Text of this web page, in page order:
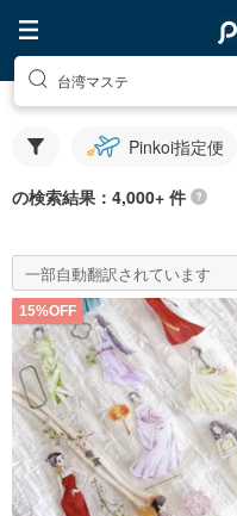
台湾マステ
Pinkoi指定便
の検索結果：4,000+ 件
一部自動翻訳されています
15%OFF